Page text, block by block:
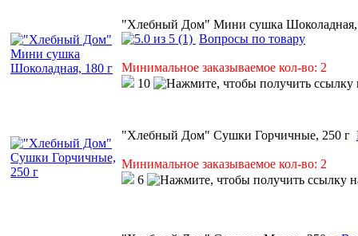
"Хлебный Дом" Мини сушка Шоколадная,
(1) Вопросы по товару
Минимальное заказываемое кол-во: 2
10
"Хлебный Дом" Сушки Горчичные, 250 г
Минимальное заказываемое кол-во: 2
6